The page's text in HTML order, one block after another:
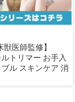
医師監修】
トリマー お手入
ル スキンケア 消